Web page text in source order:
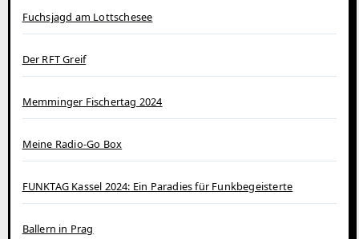
Fuchsjagd am Lottschesee
Der RFT Greif
Memminger Fischertag 2024
Meine Radio-Go Box
FUNKTAG Kassel 2024: Ein Paradies für Funkbegeisterte
Ballern in Prag